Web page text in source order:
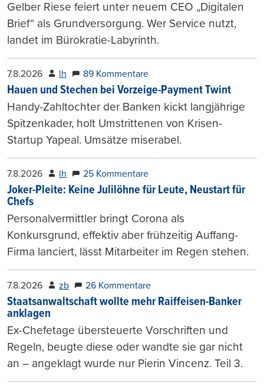
Gelber Riese feiert unter neuem CEO „Digitalen
Brief“ als Grundversorgung. Wer Service nutzt,
landet im Bürokratie-Labyrinth.
7.8.2026 lh 89 Kommentare
Hauen und Stechen bei Vorzeige-Payment Twint
Handy-Zahltochter der Banken kickt langjährige
Spitzenkader, holt Umstrittenen von Krisen-
Startup Yapeal. Umsätze miserabel.
7.8.2026 lh 25 Kommentare
Joker-Pleite: Keine Julilöhne für Leute, Neustart für
Chefs
Personalvermittler bringt Corona als
Konkursgrund, effektiv aber frühzeitig Auffang-
Firma lanciert, lässt Mitarbeiter im Regen stehen.
7.8.2026 zb 26 Kommentare
Staatsanwaltschaft wollte mehr Raiffeisen-Banker
anklagen
Ex-Chefetage übersteuerte Vorschriften und
Regeln, beugte diese oder wandte sie gar nicht
an – angeklagt wurde nur Pierin Vincenz. Teil 3.